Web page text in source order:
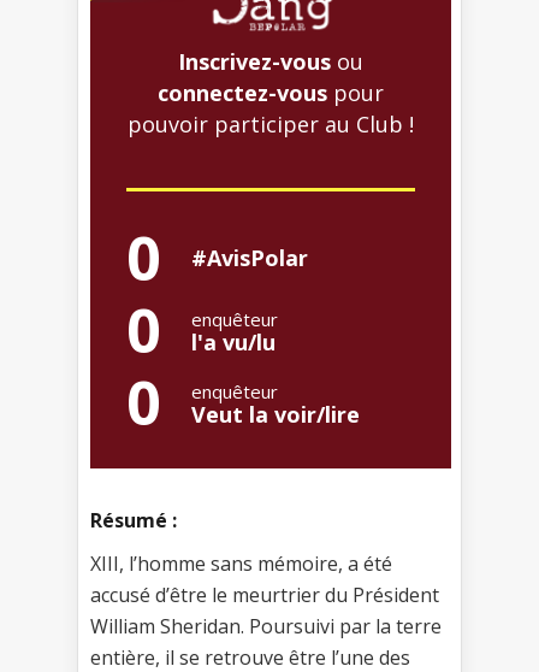
Inscrivez-vous ou
connectez-vous pour
pouvoir participer au Club !
0 #AvisPolar
0 enquêteur
l'a vu/lu
0 enquêteur
Veut la voir/lire
Résumé :
XIII, l’homme sans mémoire, a été
accusé d’être le meurtrier du Président
William Sheridan. Poursuivi par la terre
entière, il se retrouve être l’une des